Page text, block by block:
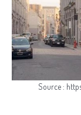
Source :